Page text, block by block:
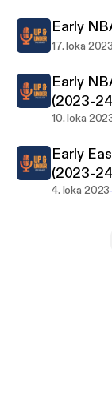
Early
17. loka 2023
Early
(2023-
10. loka
Early
(2023-
4. loka 2023